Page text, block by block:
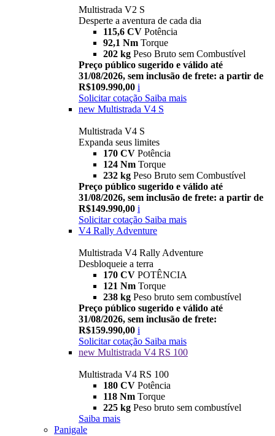
Multistrada V2 S
Desperte a aventura de cada dia
115,6 CV Potência
92,1 Nm Torque
202 kg Peso Bruto sem Combustível
Preço público sugerido e válido até
31/08/2026, sem inclusão de frete: a partir de
R$109.990,00 i
Solicitar cotação Saiba mais
new Multistrada V4 S
Multistrada V4 S
Expanda seus limites
170 CV Potência
124 Nm Torque
232 kg Peso Bruto sem Combustível
Preço público sugerido e válido até
31/08/2026, sem inclusão de frete: a partir de
R$149.990,00 i
Solicitar cotação Saiba mais
V4 Rally Adventure
Multistrada V4 Rally Adventure
Desbloqueie a terra
170 CV POTÊNCIA
121 Nm Torque
238 kg Peso bruto sem combustível
Preço público sugerido e válido até
31/08/2026, sem inclusão de frete:
R$159.990,00 i
Solicitar cotação Saiba mais
new Multistrada V4 RS 100
Multistrada V4 RS 100
180 CV Potência
118 Nm Torque
225 kg Peso bruto sem combustível
Saiba mais
Panigale